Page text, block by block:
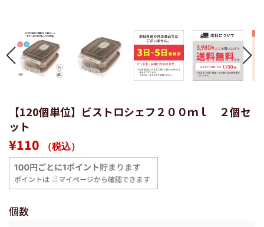
【120個単位】ビストロシェフ２００ｍｌ ２個セ
ット
通
常
価
格
¥110 （税込）
売
価
格
個数